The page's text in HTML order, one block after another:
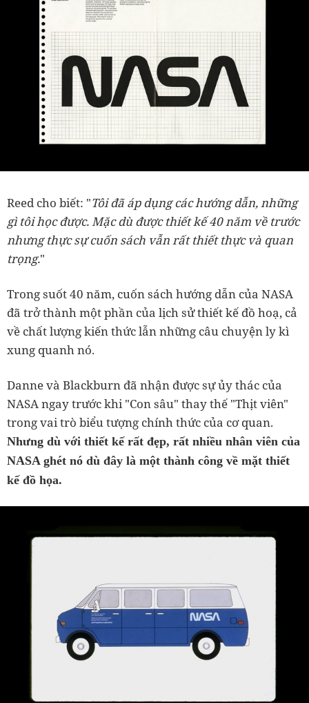
Reed cho biết: "Tôi đã áp dụng các hướng dẫn, những
gì tôi học được. Mặc dù được thiết kế 40 năm về trước
nhưng thực sự cuốn sách vẫn rất thiết thực và quan
trọng."
Trong suốt 40 năm, cuốn sách hướng dẫn của NASA
đã trở thành một phần của lịch sử thiết kế đồ hoạ, cả
về chất lượng kiến thức lẫn những câu chuyện ly kì
xung quanh nó.
Danne và Blackburn đã nhận được sự ủy thác của
NASA ngay trước khi "Con sâu" thay thế "Thịt viên"
trong vai trò biểu tượng chính thức của cơ quan.
Nhưng dù với thiết kế rất đẹp, rất nhiều nhân viên của
NASA ghét nó dù đây là một thành công về mặt thiết
kế đồ họa.